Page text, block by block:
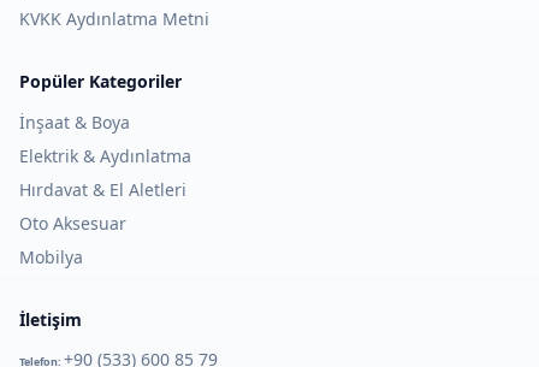
KVKK Aydınlatma Metni
Popüler Kategoriler
İnşaat & Boya
Elektrik & Aydınlatma
Hırdavat & El Aletleri
Oto Aksesuar
Mobilya
İletişim
Telefon: +90 (533) 600 85 79